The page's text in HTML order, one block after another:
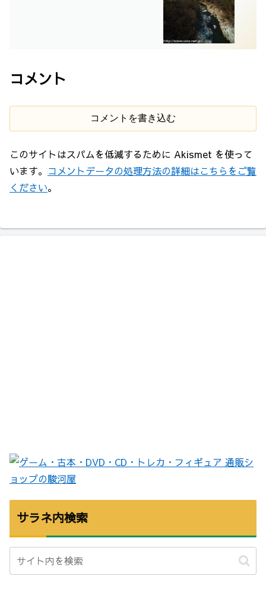
コメント
コメントを書き込む
このサイトはスパムを低減するために Akismet を使って
います。 コメントデータの処理方法の詳細はこちらをご覧
ください。
サラネ内検索